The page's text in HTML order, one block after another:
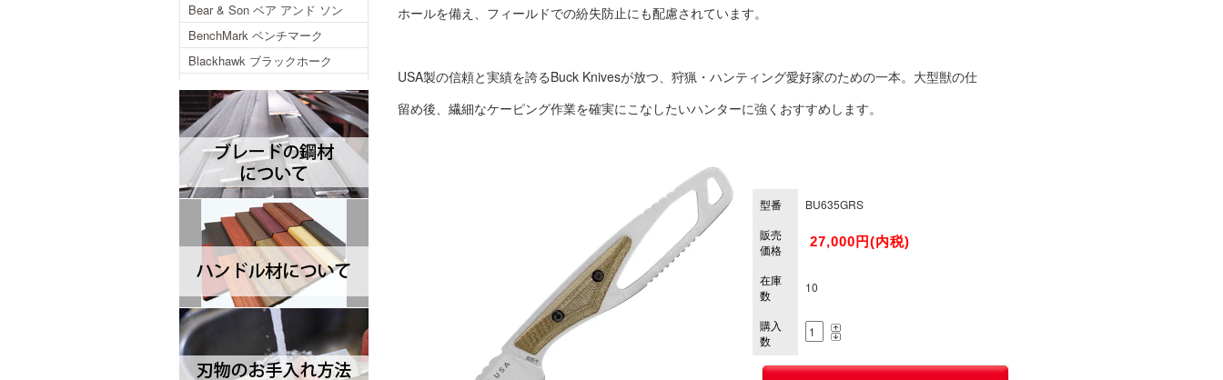
ホールを備え、フィールドでの紛失防止にも配慮されています。
USA製の信頼と実績を誇るBuck Knivesが放つ、狩猟・ハンティング愛好家のための一本。大型獣の仕
留め後、繊細なケーピング作業を確実にこなしたいハンターに強くおすすめします。
型番
BU635GRS
販売
価格
27,000円(内税)
在庫
数
10
購入
数
Bear & Son ベア アンド ソン
BenchMark ベンチマーク
Blackhawk ブラックホーク
Blackjack ブラックジャック
Blackjack International ブラック
ジャックインターナショナル
Brisa ブリサ
BRK Designed by ESEE ブルリ
ッジナイフデザイン エスイー
Browning ブローニング
Buck バック
Camillus カミラス
Casstrom カストロム
CIVIVI シビビ
Bastinelli Creations バスティネ
リ